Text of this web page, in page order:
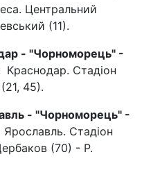
Центральний
(11).
- "Чорноморець" -
Краснодар. Стадіон
45).
- "Чорноморець" -
Ярославль. Стадіон
(70) - Р.